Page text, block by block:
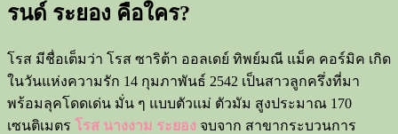
รนด์ ระยอง คือใคร?
โรส มีชื่อเต็มว่า โรส ซาริต้า ออลเดย์ ทิพย์มณี แม็ค คอร์มิค เกิด
ในวันแห่งความรัก 14 กุมภาพันธ์ 2542 เป็นสาวลูกครึ่งที่มา
พร้อมลุคโดดเด่น มั่น ๆ แบบตัวแม่ ตัวมัม สูงประมาณ 170
เซนติเมตร โรส นางงาม ระยอง จบจาก สาขากระบวนการ